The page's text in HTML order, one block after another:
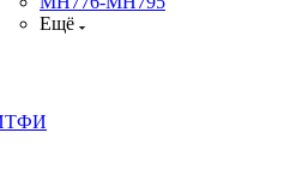
Ещё